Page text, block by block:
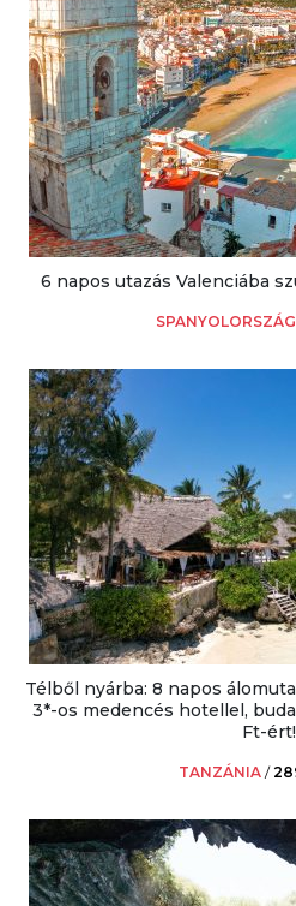
6 napos utazás Valenciába
SPANYOLORSZÁG
Télből nyárba: 8 napos
3*-os medencés hotellel,
Ft-ért!
TANZÁNIA /